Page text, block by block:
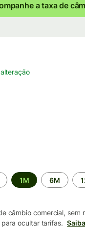
a taxa de
1M 6M
câmbio comercial, sem
ocultar tarifas.